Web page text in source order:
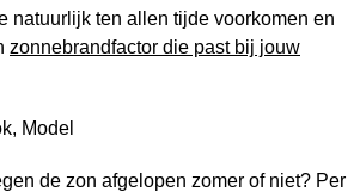
natuurlijk ten allen tijde voorkomen en
zonnebrandfactor die past bij jouw
de zon afgelopen zomer of niet? Per